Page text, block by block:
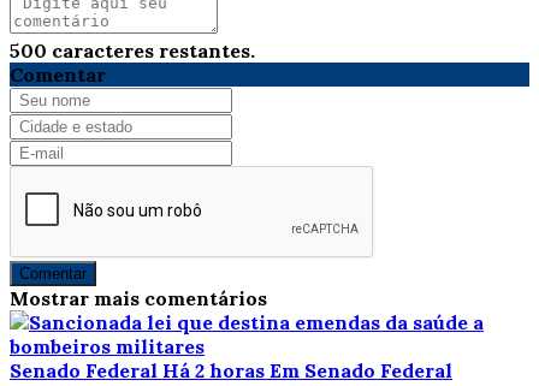
500 caracteres restantes.
Comentar
Comentar
Mostrar mais comentários
Senado Federal Há 2 horas Em Senado Federal